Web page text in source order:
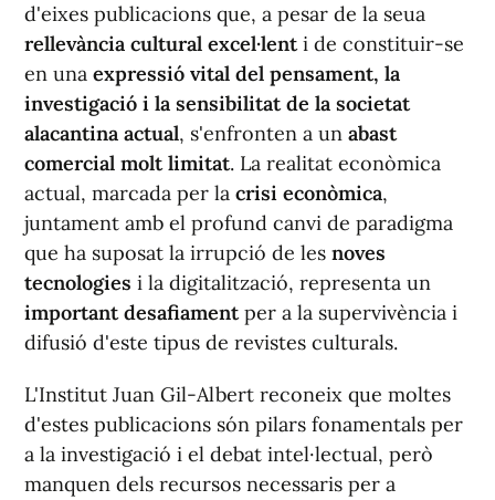
d'eixes publicacions que, a pesar de la seua
rellevància cultural excel·lenti de constituir-se
en una expressió vital del pensament, la
investigació i la sensibilitat de la societat
alacantina actual, s'enfronten a un abast
comercial molt limitat. La realitat econòmica
actual, marcada per la crisi econòmica,
juntament amb el profund canvi de paradigma
que ha suposat la irrupció de les noves
tecnologies i la digitalització, representa un
important desafiamentper a la supervivència i
difusió d'este tipus de revistes culturals.
L'Institut Juan Gil-Albert reconeix que moltes
d'estes publicacions són pilars fonamentals per
a la investigació i el debat intel·lectual, però
manquen dels recursos necessaris per a